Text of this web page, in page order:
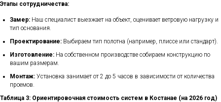
Этапы сотрудничества:
Замер: Наш специалист выезжает на объект, оценивает ветровую нагрузку и
тип основания.
Проектирование: Выбираем тип полотна (например, плиссе или стандарт).
Изготовление: На собственном производстве собираем конструкцию по
вашим размерам.
Монтаж: Установка занимает от 2 до 5 часов в зависимости от количества
проемов.
Таблица 3: Ориентировочная стоимость систем в Костанае (на 2026 год)